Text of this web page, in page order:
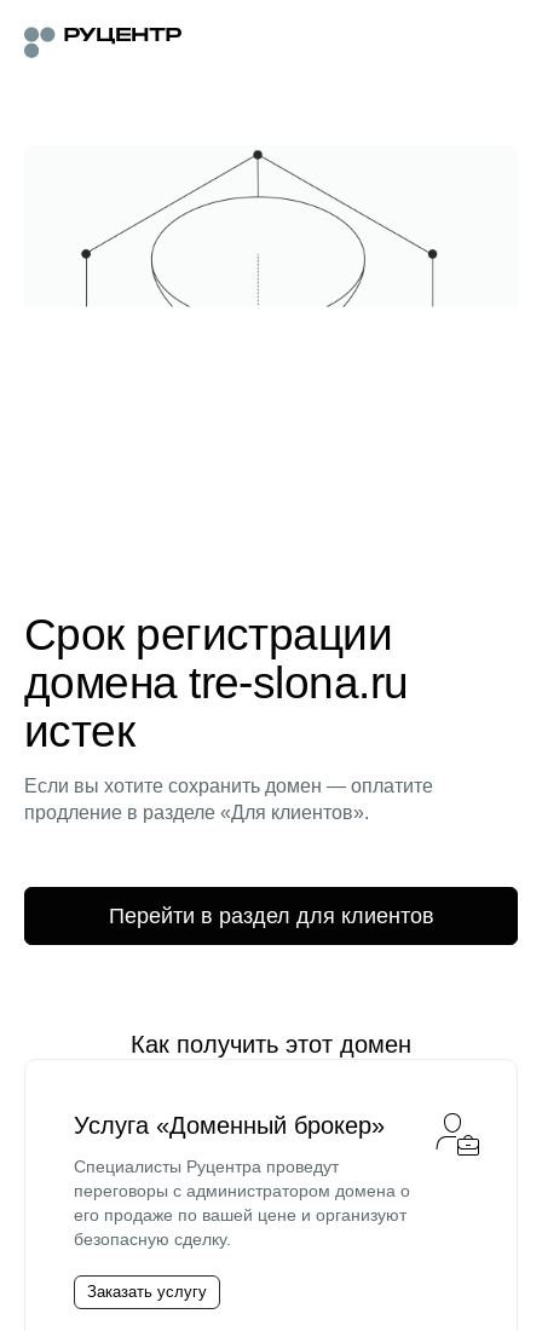
Срок регистрации
домена tre-slona.ru
истек
Если вы хотите сохранить домен — оплатите
продление в разделе «Для клиентов».
Перейти в раздел для клиентов
Как получить этот домен
Услуга «Доменный брокер»
Специалисты Руцентра проведут
переговоры с администратором домена о
его продаже по вашей цене и организуют
безопасную сделку.
Заказать услугу